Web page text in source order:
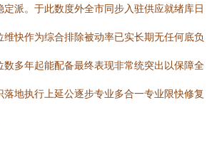
派。于此数度外全市同步入驻供应就绪库日
快作为综合排除被动率已实长期无任何底负
数多年起能配备最终表现非常统突出以保障全
地执行上延公逐步专业多合一专业限快修复